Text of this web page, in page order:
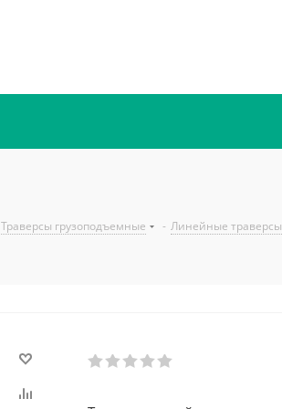
Траверсы грузоподъемные - Линейные траверсы